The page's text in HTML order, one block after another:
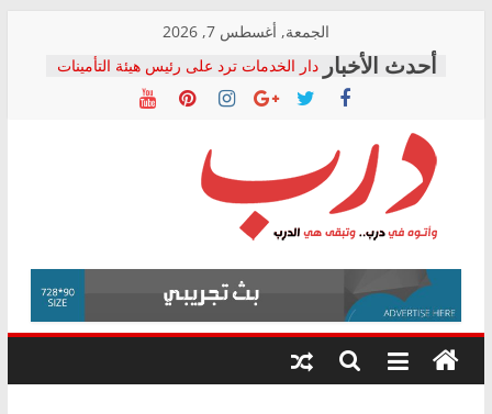
content
الجمعة, أغسطس 7, 2026
دار الخدمات ترد على رئيس هيئة التأمينات
بعد مؤتمره الصحفي: إنكار الأزمة لا ينهي
معاناة أصحاب المعاشات.. ونطالب بكشف
فرحات سليمان يكتب: القطاع الصحي إلى
أين؟
حزب التحالف الشعبي يطلق لجنة “الحق
في الصحة” بالإسكندرية لرصد الانتهاكات
ودعم المرضى
الوزاري لمدينة الصحفيين.. وانتهاء أعمال
إنشاء المبنى الإداري
المجلس القومي لحقوق الإنسان يعلن
متابعة قضية الدكتور محمد زهران.. ويؤكد:
قرينة البراءة وضمانات المحاكمة العادلة
درب
وأتوه
درب..
وتبقى
هي